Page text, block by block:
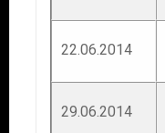
22.06.2014
29.06.2014